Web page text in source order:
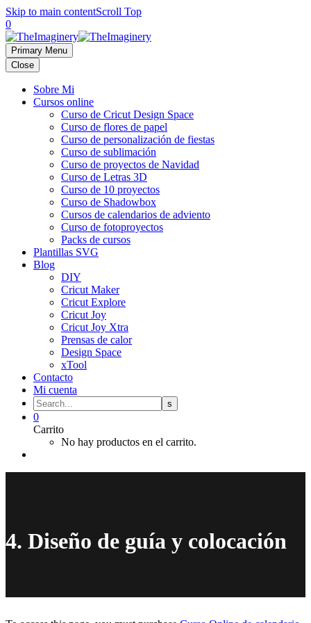
Skip to main contentScroll Top
0
Primary Menu
Close
Sobre Mi
Cursos online
Curso de Cricut Design Space
Curso de flores de papel
Curso de personalización de fiestas
Curso de sublimación
Curso de proyectos de Navidad
Curso de Letras 3D
Curso de 10 proyectos
Curso de Shadowbox
Cursos de calendarios de adviento
Curso de fotoproyectos
Packs de cursos
Plantillas SVG
Blog
DIY
Cricut Maker
Cricut Explore
Cricut Joy
Cricut Joy Xtra
Prensas de calor
Design Space
xTool
Contacto
Mi cuenta
0
Carrito
No hay productos en el carrito.
4. Diseño de guía y colocación